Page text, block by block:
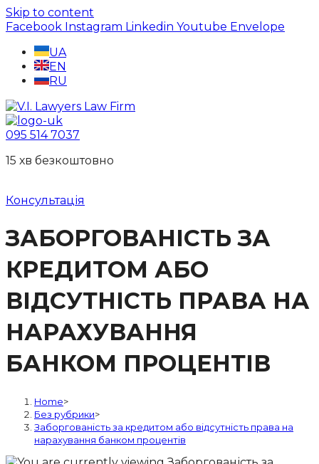
Skip to content
Facebook Instagram Linkedin Youtube Envelope
UA
EN
RU
095 514 7037
15 хв безкоштовно
Консультація
ЗАБОРГОВАНІСТЬ ЗА
КРЕДИТОМ АБО
ВІДСУТНІСТЬ ПРАВА НА
НАРАХУВАННЯ
БАНКОМ ПРОЦЕНТІВ
Home>
Без рубрики>
Заборгованість за кредитом або відсутність права на
нарахування банком процентів